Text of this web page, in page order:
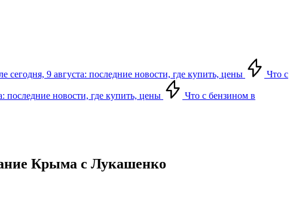
сегодня, 9 августа: последние новости, где купить, цены Что с
последние новости, где купить, цены
Что с бензином в
Крыма с Лукашенко